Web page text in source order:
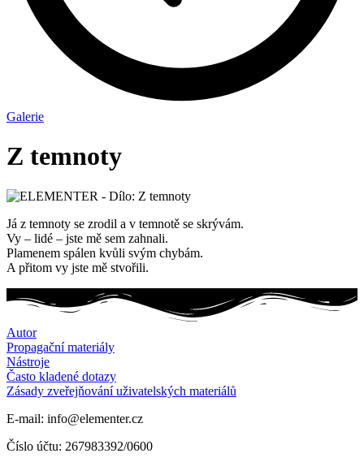
Galerie
Z temnoty
Já z temnoty se zrodil a v temnotě se skrývám.
Vy – lidé – jste mě sem zahnali.
Plamenem spálen kvůli svým chybám.
A přitom vy jste mě stvořili.
Autor
Propagační materiály
Nástroje
Často kladené dotazy
Zásady zveřejňování uživatelských materiálů
E-mail: info@elementer.cz
Číslo účtu: 267983392/0600